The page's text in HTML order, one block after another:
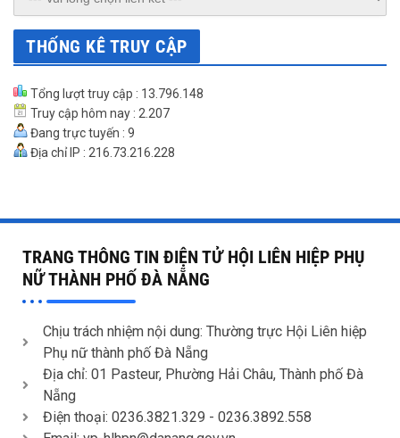
THỐNG KÊ TRUY CẬP
Tổng lượt truy cập : 13.796.148
Truy cập hôm nay : 2.207
Đang trực tuyến : 9
Địa chỉ IP : 216.73.216.228
TRANG THÔNG TIN ĐIỆN TỬ HỘI LIÊN HIỆP PHỤ
NỮ THÀNH PHỐ ĐÀ NẴNG
Chịu trách nhiệm nội dung: Thường trực Hội Liên hiệp
Phụ nữ thành phố Đà Nẵng
Địa chỉ: 01 Pasteur, Phường Hải Châu, Thành phố Đà
Nẵng
Điện thoại: 0236.3821.329 - 0236.3892.558